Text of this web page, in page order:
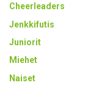
Cheerleaders
Jenkkifutis
Juniorit
Miehet
Naiset